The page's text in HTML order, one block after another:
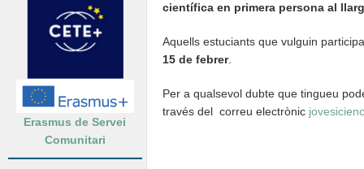
Erasmus de Servei
Comunitari
científica en primera persona al
Aquells estuciants que vulguin
15 de febrer.
Per a qualsevol dubte que tingueu
través del correu electrònic